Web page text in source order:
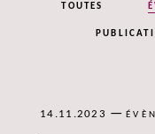
TOUTES
14.11.2023 —